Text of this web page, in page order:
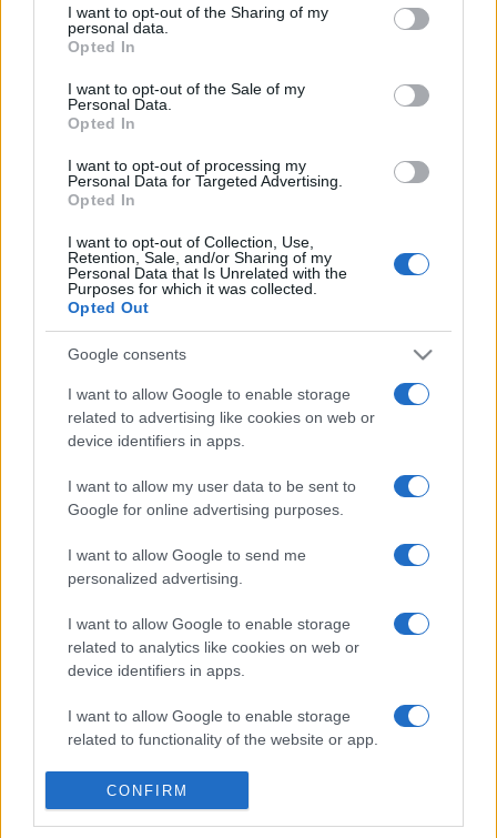
I want to opt-out of the Sharing of my
personal data.
Opted In
I want to opt-out of the Sale of my
Personal Data.
Opted In
I want to opt-out of processing my
Personal Data for Targeted Advertising.
Opted In
I want to opt-out of Collection, Use,
Retention, Sale, and/or Sharing of my
Personal Data that Is Unrelated with the
Purposes for which it was collected.
Opted Out
Google consents
I want to allow Google to enable storage
related to advertising like cookies on web or
device identifiers in apps.
I want to allow my user data to be sent to
Google for online advertising purposes.
I want to allow Google to send me
personalized advertising.
I want to allow Google to enable storage
related to analytics like cookies on web or
device identifiers in apps.
I want to allow Google to enable storage
related to functionality of the website or app.
I want to allow Google to enable storage
related to personalization.
CONFIRM
Jeudi 28 Août 2025
Bayonne Toulouse
Il existe 3 autres matchs à venir entre ces
deux équipes :
Bayonne - Toulouse (Vendredi 28 Août)
Toulouse - Bayonne (Samedi 10 Octobre)
Bayonne - Toulouse (Samedi 02 Janvier 2027)
diffusion TV Bayonne Toulouseaura lieu sur TWITCH .
Ce match de Amicalverra s'affronter Bayonne
vous procurer desplaces Bayonne Toulouse, rendez-
vous chez notre partenairePlaces-de-Rugby.com
cliquez ici.
Pour suivre l' actu Amical, n'hésitez pas à vous rendre
chez notre partenaire RezoSport.com qui sélectionne
l'actu rugby issue des meilleurs médias, et propose
également les classements, calendriers et résultats.
Nous vous conseillons également le site dédié à l'actu